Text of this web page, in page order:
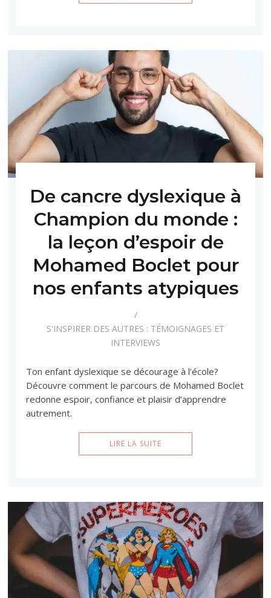
De cancre dyslexique à
Champion du monde :
la leçon d’espoir de
Mohamed Boclet pour
nos enfants atypiques
S'INSPIRER DES AUTRES : TÉMOIGNAGES ET
INTERVIEWS
Ton enfant dyslexique se décourage à l’école?
Découvre comment le parcours de Mohamed Boclet
redonne espoir, confiance et plaisir d’apprendre
autrement.
LIRE LA SUITE